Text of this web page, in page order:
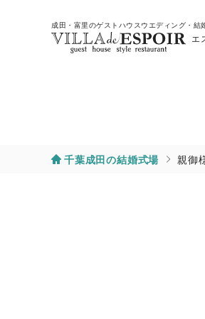
成田・富里のゲストハウスウエディング・結
エ
千葉成田の結婚式場 親御